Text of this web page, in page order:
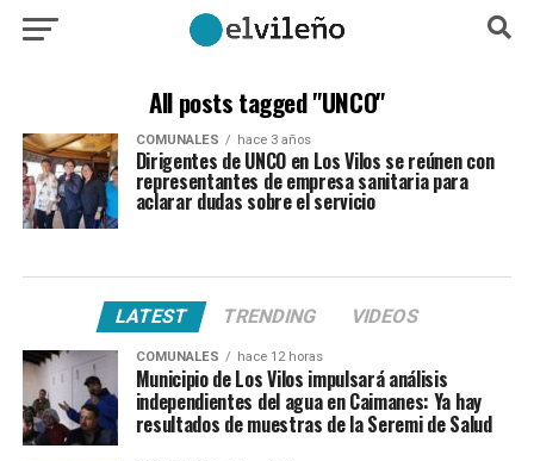
All posts tagged "UNCO"
COMUNALES hace 3 años
Dirigentes de UNCO en Los Vilos se reúnen con
representantes de empresa sanitaria para
aclarar dudas sobre el servicio
LATEST TRENDING VIDEOS
COMUNALES hace 12 horas
Municipio de Los Vilos impulsará análisis
independientes del agua en Caimanes: Ya hay
resultados de muestras de la Seremi de Salud